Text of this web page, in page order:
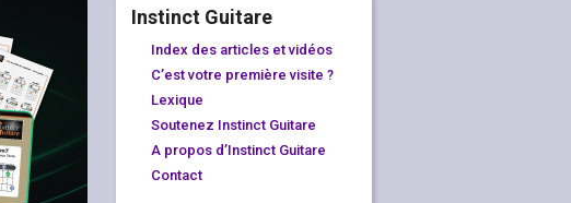
Instinct Guitare
Index des articles et vidéos
C’est votre première visite ?
Lexique
Soutenez Instinct Guitare
A propos d’Instinct Guitare
Contact